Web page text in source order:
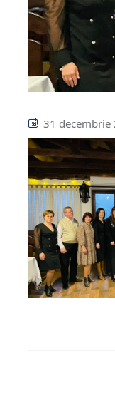
31 decembrie